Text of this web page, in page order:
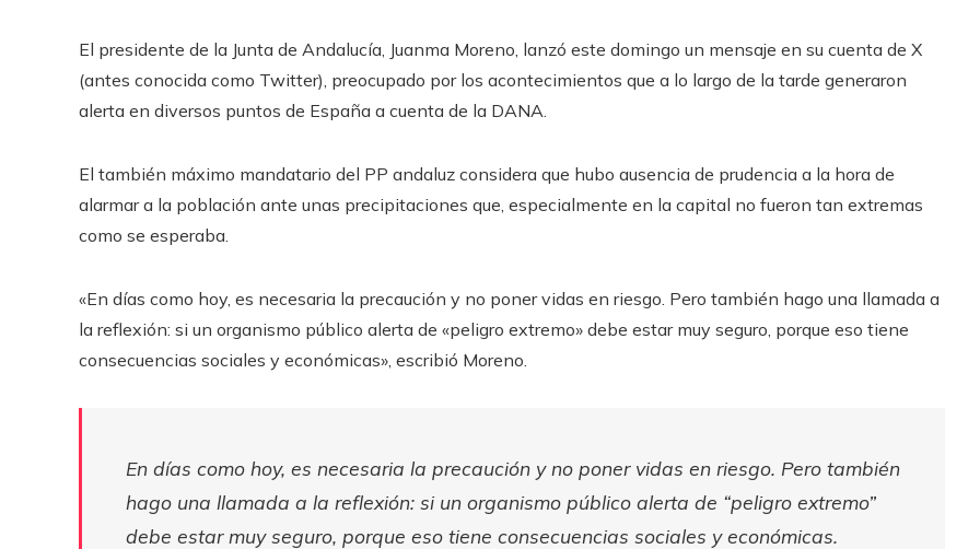
El presidente de la Junta de Andalucía, Juanma Moreno, lanzó este domingo un mensaje en su cuenta de X
(antes conocida como Twitter), preocupado por los acontecimientos que a lo largo de la tarde generaron
alerta en diversos puntos de España a cuenta de la DANA.
El también máximo mandatario del PP andaluz considera que hubo ausencia de prudencia a la hora de
alarmar a la población ante unas precipitaciones que, especialmente en la capital no fueron tan extremas
como se esperaba.
«En días como hoy, es necesaria la precaución y no poner vidas en riesgo. Pero también hago una llamada a
la reflexión: si un organismo público alerta de «peligro extremo» debe estar muy seguro, porque eso tiene
consecuencias sociales y económicas», escribió Moreno.
En días como hoy, es necesaria la precaución y no poner vidas en riesgo. Pero también
hago una llamada a la reflexión: si un organismo público alerta de “peligro extremo”
debe estar muy seguro, porque eso tiene consecuencias sociales y económicas.